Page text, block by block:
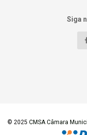
Siga
© 2025 CMSA Câmara